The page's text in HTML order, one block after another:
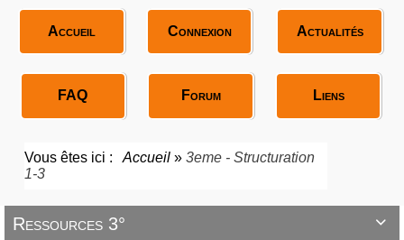
Accueil Connexion Actualités
FAQ Forum Liens
Vous êtes ici : Accueil » 3eme - Structuration
1-3

Ressources 3°